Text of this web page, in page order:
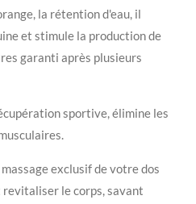
la rétention d'eau, il
et stimule la production de
garanti après plusieurs
sportive, élimine les
massage exclusif de votre dos
le corps, savant